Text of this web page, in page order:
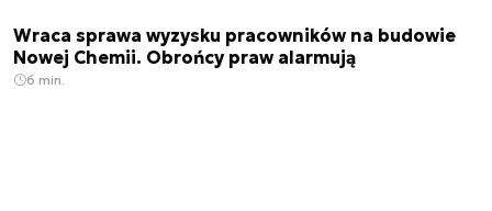
Wraca sprawa wyzysku pracowników na budowie
Nowej Chemii. Obrońcy praw alarmują
6 min.